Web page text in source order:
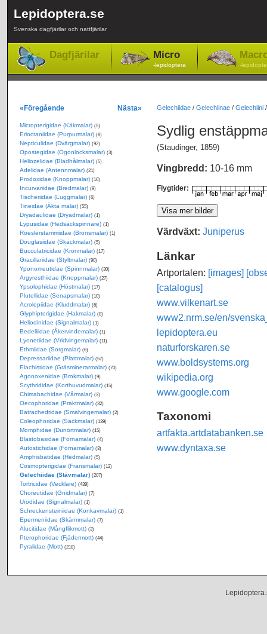
Lepidoptera.se
Svenska dagfjärilar och nattfjärilar
Dagfjärilar Micro
-lepidoptera -
Gelechiidae/ Gelechiinae/ Gelechiini
Sydlig
(Staudinger, 1859)
Vingbredd: 10-16 mm
Flygtider:
Värdväxt: Juniperus
Länkar
Artportalen: [images]
[catalogus]
www.vilkenart.se
www2.nrm.se/en/
lepidoptera.eu
naturforskaren.se
www.boldsystems.org
wikipedia.org
www.google.com
Taxonomi
artfakta.artdatabanken.se
www.dyntaxa.se
«Föregående Nästa»
Micropterigidae (Käkmalar) (5)
Eriocraniidae (Purpurmalar) (8)
Nepticulidae (Dvärgmalar) (92)
Opostegidae (Ögonlocksmalar) (3)
Heliozelidae (Bladhålmalar) (5)
Adelidae (Antennmalar) (21)
Prodoxidae (Knoppmalar) (10)
Incurvariidae (Bredmalar) (9)
Tischeriidae (Luggmalar) (6)
Tineidae (Äkta malar) (55)
Dryadaulidae (Dryadmalar) (1)
Lypusidae (Hedsäckspinnare) (1)
Roeslerstammiidae (Bronsmalar) (1)
Douglasiidae (Skäckmalar) (5)
Bucculatricidae (Kronmalar) (17)
Gracillariidae (Styltmalar) (90)
Yponomeutidae (Spinnmalar) (30)
Argyresthiidae (Knoppmalar) (27)
Ypsolophidae (Höstmalar) (17)
Plutellidae (Senapsmalar) (10)
Acrolepiidae (Kluddmalar) (6)
Glyphipterigidae (Hakmalar) (8)
Heliodinidae (Signalmalar) (1)
Bedelliidae (Åkervindemalar) (1)
Lyonetiidae (Vridvingemalar) (11)
Ethmiidae (Sorgmalar) (6)
Depressariidae (Plattmalar) (57)
Elachistidae (Gräsminerarmalar) (70)
Agonoxenidae (Brokmalar) (9)
Scythrididae (Korthuvudmalar) (15)
Chimabachidae (Vårmalar) (3)
Oecophoridae (Praktmalar) (32)
Batrachedridae (Smalvingemalar) (2)
Coleophoridae (Säckmalar) (139)
Momphidae (Dunörtmalar) (15)
Blastobasidae (Förnamalar) (4)
Autostichidae (Förnamalar) (3)
Amphisbatidae (Hedmalar) (5)
Cosmopterigidae (Fransmalar) (12)
Gelechiidae (Stävmalar) (207)
Tortricidae (Vecklare) (439)
Choreutidae (Gnidmalar) (7)
Urodidae (Signalmalar) (1)
Schreckensteiniidae (Konkavmalar) (1)
Epermeniidae (Skärmmalar) (7)
Alucitidae (Mångflikmott) (3)
Pterophoridae (Fjädermott) (44)
Pyralidae (Mott) (218)